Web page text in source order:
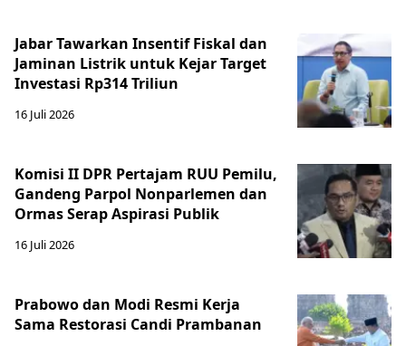
Jabar Tawarkan Insentif Fiskal dan
Jaminan Listrik untuk Kejar Target
Investasi Rp314 Triliun
16 Juli 2026
Komisi II DPR Pertajam RUU Pemilu,
Gandeng Parpol Nonparlemen dan
Ormas Serap Aspirasi Publik
16 Juli 2026
Prabowo dan Modi Resmi Kerja
Sama Restorasi Candi Prambanan